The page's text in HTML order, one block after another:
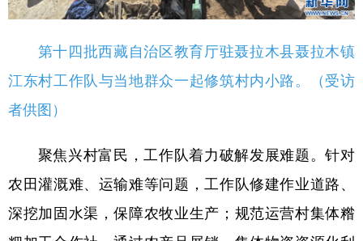
第十四批西藏自治区教育厅驻聂拉木县聂拉木镇
江东村工作队与当地群众一起修筑村内小路。（受访
者供图）
聚焦兴村富民，工作队着力破解发展难题。针对
农田灌溉难、运输难等问题，工作队修建作业道路、
深挖加固水渠，保障农牧业生产；规范运营村集体糌